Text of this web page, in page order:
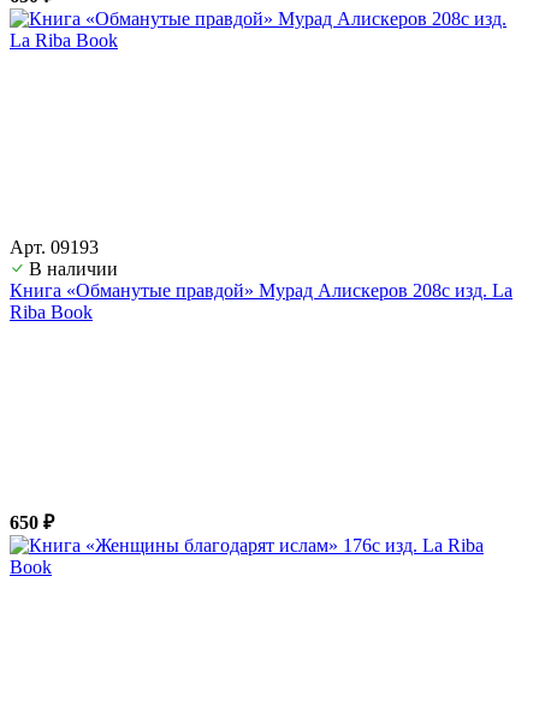
Арт. 09193
В наличии
Книга «Обманутые правдой» Мурад Алискеров 208с изд. La
Riba Book
650 ₽